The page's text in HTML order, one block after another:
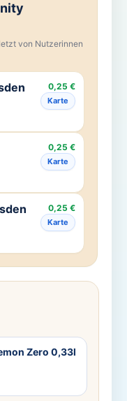
von Nutzerinnen
0,25 €
Karte
0,25 €
Karte
0,25 €
Karte
Zero 0,33l